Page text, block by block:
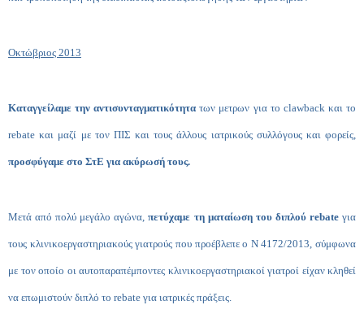
Οκτώβριος 2013
Καταγγείλαμε την αντισυνταγματικότητα των μετρων για το clawback και το
rebate και μαζί με τον ΠΙΣ και τους άλλους ιατρικούς συλλόγους και φορείς,
προσφύγαμε στο ΣτΕ για ακύρωσή τους.
Μετά από πολύ μεγάλο αγώνα,πετύχαμε τη ματαίωση του διπλού rebateγια
τους κλινικοεργαστηριακούς γιατρούς που προέβλεπε ο Ν 4172/2013, σύμφωνα
με τον οποίο οι αυτοπαραπέμποντες κλινικοεργαστηριακοί γιατροί είχαν κληθεί
να επωμιστούν διπλό το rebate για ιατρικές πράξεις.